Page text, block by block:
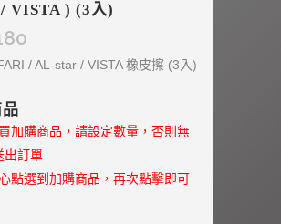
VISTA ) (3入)
/ AL-star / VISTA 橡皮擦 (3入)
加購商品，請設定數量，否則無
出訂單
點選到加購商品，再次點擊即可